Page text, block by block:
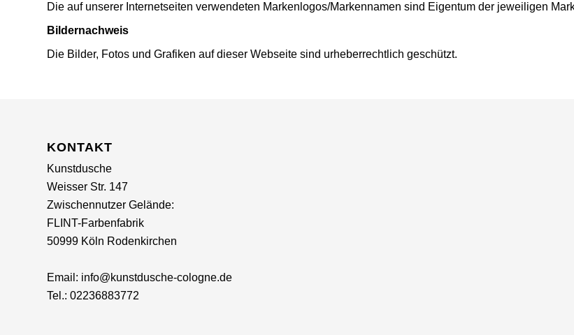
Die auf unserer Internetseiten verwendeten Markenlogos/Markennamen sind Eigentum der jeweiligen
Bildernachweis
Die Bilder, Fotos und Grafiken auf dieser Webseite sind urheberrechtlich geschützt.
KONTAKT
Kunstdusche
Weisser Str. 147
Zwischennutzer Gelände:
FLINT-Farbenfabrik
50999 Köln Rodenkirchen
Email: info@kunstdusche-cologne.de
Tel.: 02236883772